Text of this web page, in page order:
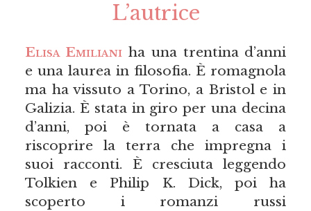
L’autrice
Elisa Emiliani ha una trentina d’anni
e una laurea in filosofia. È romagnola
ma ha vissuto a Torino, a Bristol e in
Galizia. È stata in giro per una decina
d’anni, poi è tornata a casa a
riscoprire la terra che impregna i
suoi racconti. È cresciuta leggendo
Tolkien e Philip K. Dick, poi ha
scoperto i romanzi russi